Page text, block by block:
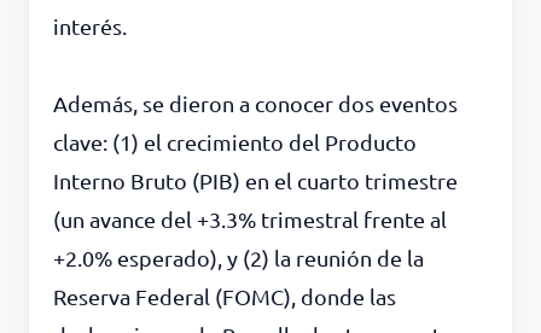
interés.
Además, se dieron a conocer dos eventos
clave: (1) el crecimiento del Producto
Interno Bruto (PIB) en el cuarto trimestre
(un avance del +3.3% trimestral frente al
+2.0% esperado), y (2) la reunión de la
Reserva Federal (FOMC), donde las